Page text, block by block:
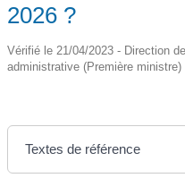
2026 ?
Vérifié le 21/04/2023 - Direction
administrative (Première ministre)
Textes de référence